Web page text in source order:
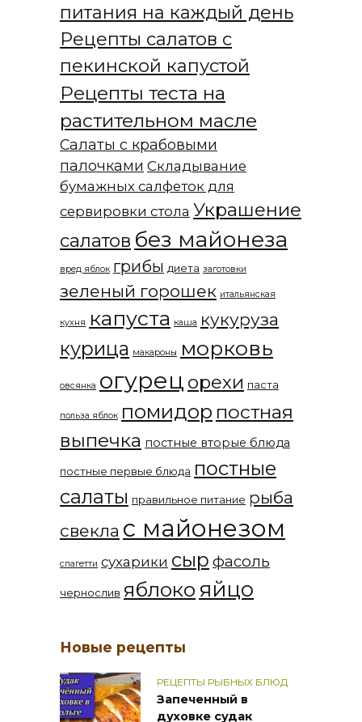
питания на каждый день
Рецепты салатов с
пекинской капустой
Рецепты теста на
растительном масле
Салаты с крабовыми
палочками Складывание
бумажных салфеток для
сервировки стола Украшение
салатов без майонеза
вред яблок грибы диета заготовки
зеленый горошек итальянская
кухня капуста каша кукуруза
курица макароны морковь
овсянка огурец орехи паста
польза яблок помидор постная
выпечка постные вторые блюда
постные первые блюда постные
салаты правильное питание рыба
свекла с майонезом
спагетти сухарики сыр фасоль
чернослив яблоко яйцо
Новые рецепты
РЕЦЕПТЫ РЫБНЫХ БЛЮД
Запеченный в
духовке судак